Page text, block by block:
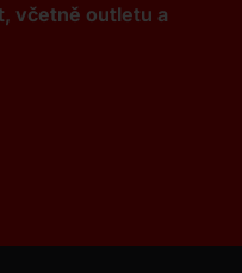
včetně outletu a